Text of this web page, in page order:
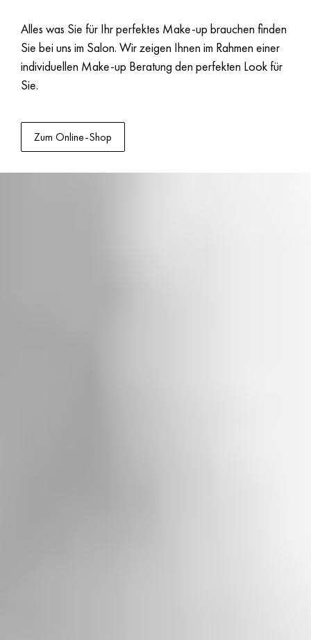
Alles was Sie für Ihr perfektes Make-up brauchen finden
Sie bei uns im Salon. Wir zeigen Ihnen im Rahmen einer
individuellen Make-up Beratung den perfekten Look für
Sie.
Zum Online-Shop